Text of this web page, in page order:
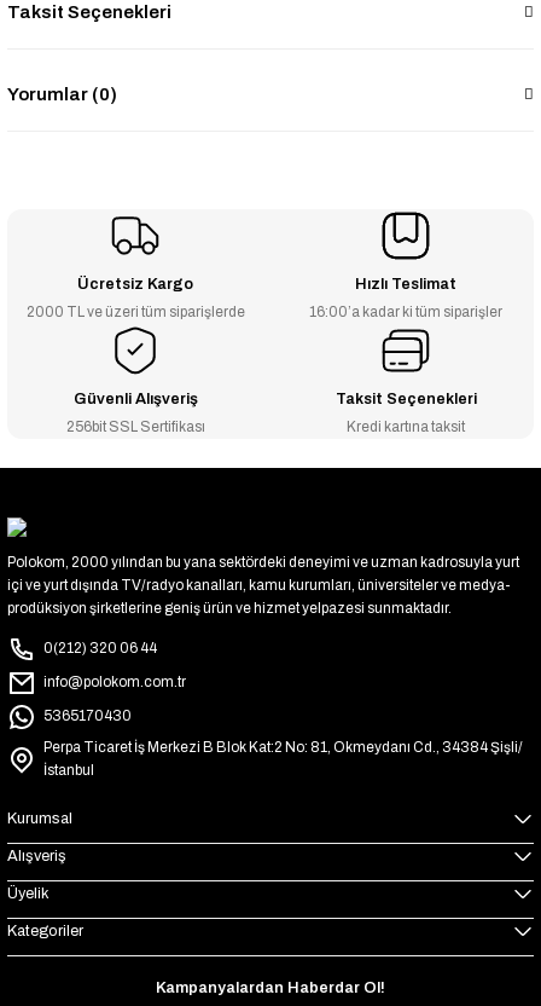
Taksit Seçenekleri
Yorumlar (0)
Ücretsiz Kargo
2000 TL ve üzeri tüm siparişlerde
Hızlı Teslimat
16:00’a kadar ki tüm siparişler
Güvenli Alışveriş
256bit SSL Sertifikası
Taksit Seçenekleri
Kredi kartına taksit
Polokom, 2000 yılından bu yana sektördeki deneyimi ve uzman kadrosuyla yurt
içi ve yurt dışında TV/radyo kanalları, kamu kurumları, üniversiteler ve medya-
prodüksiyon şirketlerine geniş ürün ve hizmet yelpazesi sunmaktadır.
0(212) 320 06 44
info@polokom.com.tr
5365170430
Perpa Ticaret İş Merkezi B Blok Kat:2 No: 81, Okmeydanı Cd., 34384 Şişli/
İstanbul
Kurumsal
Alışveriş
Üyelik
Kategoriler
Kampanyalardan Haberdar Ol!